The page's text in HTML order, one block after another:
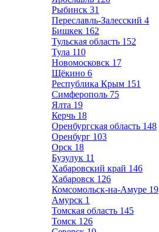
Рыбинск 31
Переславль-Залесский 4
Бишкек 162
Тульская область 152
Тула 110
Новомосковск 17
Щёкино 6
Республика Крым 151
Симферополь 75
Ялта 19
Керчь 18
Оренбургская область 148
Оренбург 103
Орск 18
Бузулук 11
Хабаровский край 146
Хабаровск 126
Комсомольск-на-Амуре 19
Амурск 1
Томская область 145
Томск 126